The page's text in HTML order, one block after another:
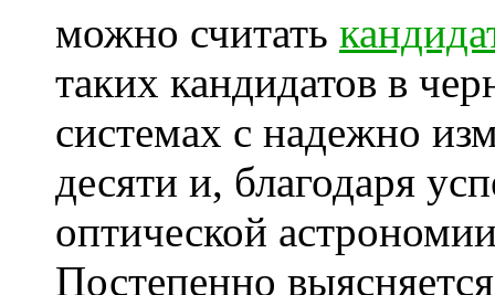
можно считать
таких кандидатов в
системах с надежно
десяти и, благодаря
оптической
Постепенно